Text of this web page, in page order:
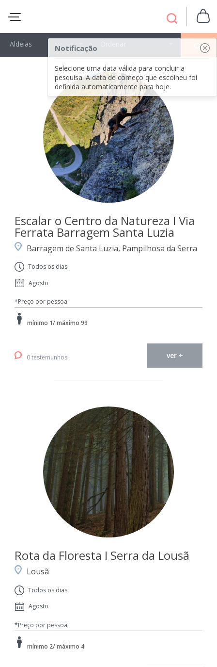
Notificação
Selecione uma data válida para concluir a
pesquisa. A data de começo que escolheu foi
definida automaticamente para hoje.
OK
Aldeias
Escalar o Centro da Natureza I Via
Ferrata Barragem Santa Luzia
Barragem de Santa Luzia, Pampilhosa da Serra
Todos os dias
Agosto
*Preço por pessoa
mínimo 1/ máximo 99
0 testemunhos ver +
Rota da Floresta I Serra da Lousã
Lousã
Todos os dias
Agosto
*Preço por pessoa
mínimo 2/ máximo 4